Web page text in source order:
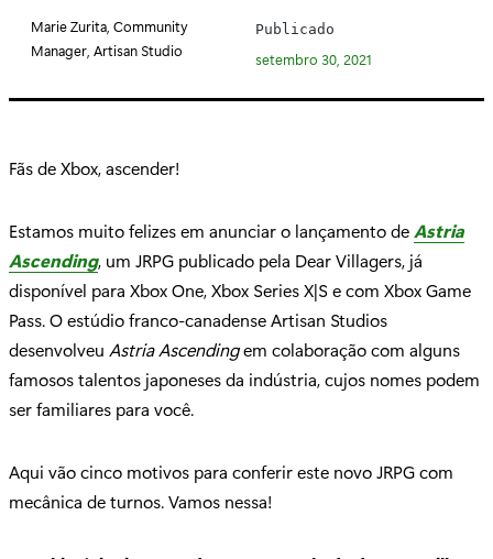
o
i
:
Marie Zurita, Community
Manager, Artisan Studio
Publicado
setembro 30, 2021
Fãs de Xbox, ascender!
Estamos muito felizes em anunciar o lançamento deAstria
Ascending, um JRPG publicado pela Dear Villagers, já
disponível para Xbox One, Xbox Series X|S e com Xbox Game
Pass. O estúdio franco-canadense Artisan Studios
desenvolveu Astria Ascendingem colaboração com alguns
famosos talentos japoneses da indústria, cujos nomes podem
ser familiares para você.
Aqui vão cinco motivos para conferir este novo JRPG com
mecânica de turnos. Vamos nessa!